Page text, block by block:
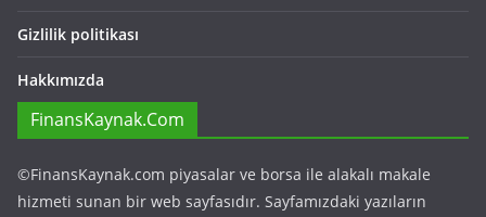
Gizlilik politikası
Hakkımızda
FinansKaynak.Com
©FinansKaynak.com piyasalar ve borsa ile alakalı makale
hizmeti sunan bir web sayfasıdır. Sayfamızdaki yazıların